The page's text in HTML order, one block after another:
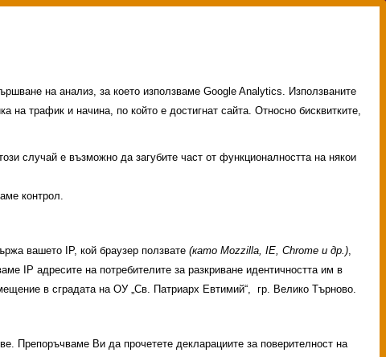
на анализ, за което използваме Google Analytics. Използваните
на трафик и начина, по който е достигнат сайта. Относно бисквитките,
случай е възможно да загубите част от функционалността на някои
контрол.
вашето IP, кой браузер ползвате (като Mozzilla, IE, Chrome и др.),
IP адресите на потребителите за разкриване идентичността им в
в сградата на ОУ „Св. Патриарх Евтимий“, гр. Велико Търново.
Препоръчваме Ви да прочетете декларациите за поверителност на